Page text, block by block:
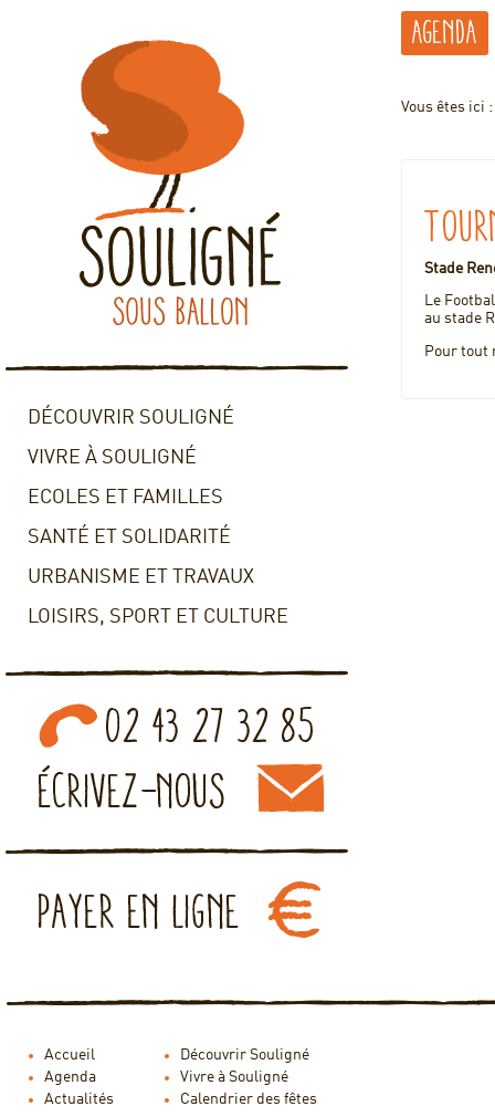
DÉCOUVRIR SOULIGNÉ
VIVRE À SOULIGNÉ
ECOLES ET FAMILLES
SANTÉ ET SOLIDARITÉ
URBANISME ET TRAVAUX
LOISIRS, SPORT ET CULTURE
Agenda
Vous êtes ici :
Stade
Le
au stade
Pour tout
Accueil
Agenda
Actualités
Découvrir Souligné
Vivre à Souligné
Calendrier des fêtes